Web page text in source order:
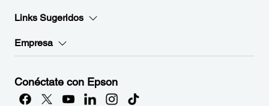
Links Sugeridos
Empresa
Conéctate con Epson